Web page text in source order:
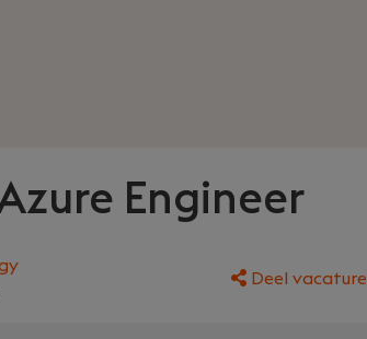
Engineer
Deel vacature